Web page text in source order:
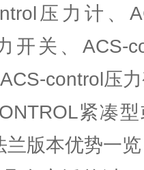
压力计、
开关、ACS-
control压
紧凑
版本优势一览